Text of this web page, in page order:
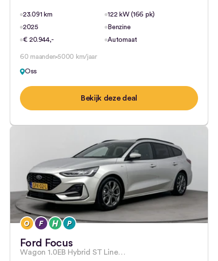
23.091 km
122 kW (166 pk)
2025
Benzine
€ 20.944,-
Automaat
60 maanden 5000 km/jaar
Oss
Bekijk deze deal
Ford Focus
Wagon 1.0EB Hybrid ST Line…